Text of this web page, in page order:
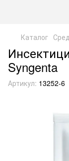
Каталог
Syngenta
Артикул: 13252-6